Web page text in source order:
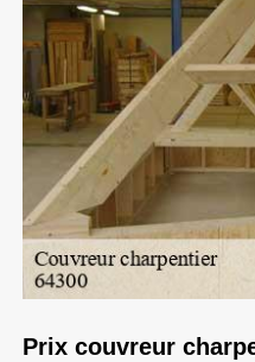
Prix couvreur